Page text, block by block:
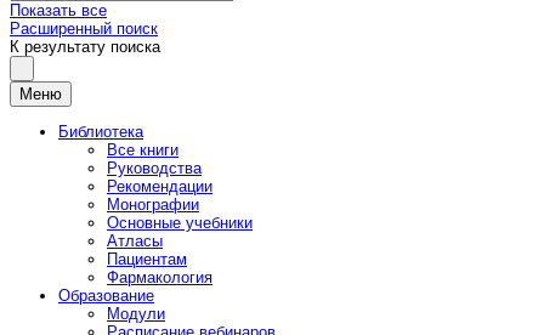
Показать все
Расширенный поиск
К результату поиска
Меню
Библиотека
Все книги
Руководства
Рекомендации
Монографии
Основные учебники
Атласы
Пациентам
Фармакология
Образование
Модули